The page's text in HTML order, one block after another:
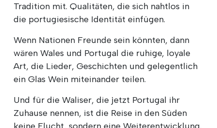
Tradition mit. Qualitäten, die sich nahtlos in
die portugiesische Identität einfügen.
Wenn Nationen Freunde sein könnten, dann
wären Wales und Portugal die ruhige, loyale
Art, die Lieder, Geschichten und gelegentlich
ein Glas Wein miteinander teilen.
Und für die Waliser, die jetzt Portugal ihr
Zuhause nennen, ist die Reise in den Süden